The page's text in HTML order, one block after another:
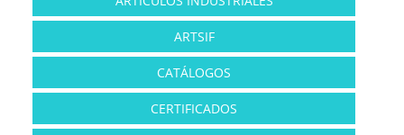
ARTSIF
CATÁLOGOS
CERTIFICADOS